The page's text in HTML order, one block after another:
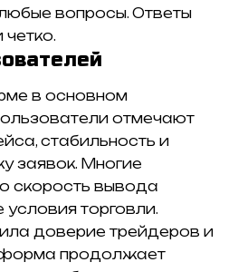
вопросы. Ответы
четко.
в основном
отмечают
стабильность и
заявок. Многие
скорость вывода
условия торговли.
доверие трейдеров и
продолжает